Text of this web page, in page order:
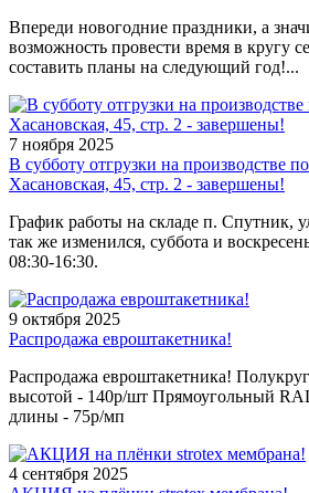
Впереди новогодние праздники, а
возможность провести время в кругу
составить планы на следующий год!...
7 ноября 2025
В субботу отгрузки на производстве
Хасановская, 45, стр. 2 - завершены!
График работы на складе п. Спутник,
так же изменился, суббота и
08:30-16:30.
9 октября 2025
Распродажа евроштакетника!
Распродажа евроштакетника!
высотой - 140р/шт Прямоугольный
длины - 75р/мп
4 сентября 2025